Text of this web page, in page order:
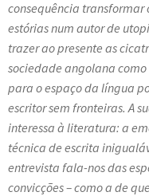
consequência transformar
estórias num autor de
trazer ao presente as
sociedade angolana
para o espaço da língua
escritor sem fronteiras. A
interessa à literatura: a
técnica de escrita
entrevista fala-nos das
convicções – como a de